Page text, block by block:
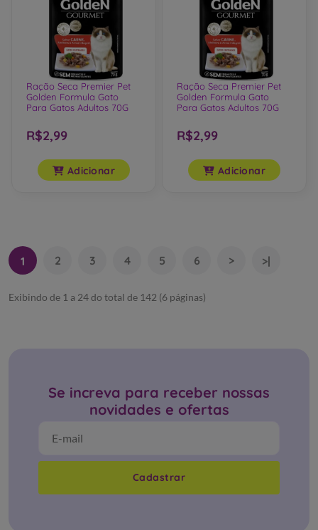
Ração Seca Premier Pet
Golden Formula Gato
Para Gatos Adultos 70G
R$2,99
Adicionar
Ração Seca Premier Pet
Golden Formula Gato
Para Gatos Adultos 70G
R$2,99
Adicionar
1 2 3 4 5 6 > >|
Exibindo de 1 a 24 do total de 142 (6 páginas)
Se increva para receber nossas
novidades e ofertas
Cadastrar